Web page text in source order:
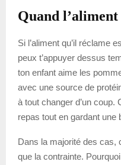
Quand
Si l’aliment qu’il réclame
peux t’appuyer dessus
ton enfant aime les
avec une source de
à tout changer d’un
repas tout en gardant une
Dans la majorité des cas,
que la contrainte.